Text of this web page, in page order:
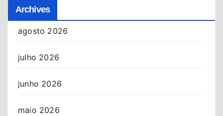
Archives
agosto 2026
julho 2026
junho 2026
maio 2026